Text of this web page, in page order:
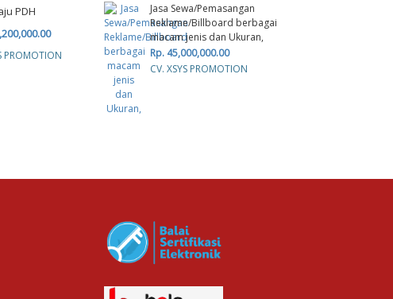
PDH
PROMOTION
Baju PDH
Rp. 1,320,000.00
CV. XSYS PROMOTION
Rp. 825,000.00
Jasa Sewa/Pemasangan
Reklame/Billboard berbagai
macam jenis dan Ukuran,
Rp. 45,000,000.00
CV. XSYS PROMOTION